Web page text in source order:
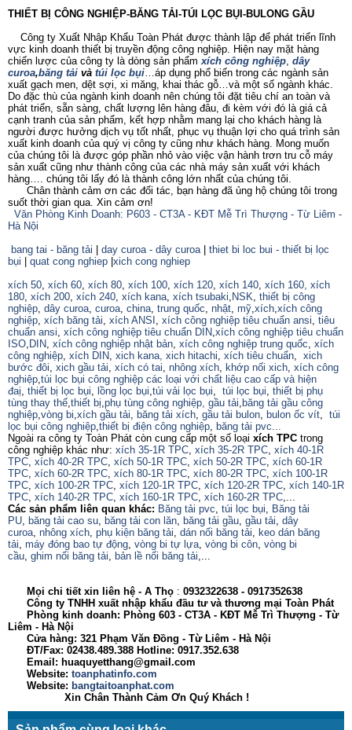
THIẾT BỊ CÔNG NGHIỆP-BĂNG TẢI-TÚI LỌC BỤI-BULONG GẦU
Công ty Xuất Nhập Khẩu Toàn Phát được thành lập để phát triển lĩnh
vực kinh doanh thiết bị truyền động công nghiệp. Hiện nay mặt hàng
chiến lược của công ty là dòng sản phẩm xích công nghiệp, dây
curoa,băng tải và túi lọc bụi…áp dụng phổ biến trong các ngành sản
xuất gạch men, dệt sợi, xi măng, khai thác gỗ…và một số ngành khác.
Do đặc thù của ngành kinh doanh nên chúng tôi đặt tiêu chí an toàn và
phát triển, sẵn sàng, chất lượng lên hàng đâu, đi kèm với đó là giá cả
cạnh tranh của sản phẩm, kết hợp nhằm mang lại cho khách hàng là
người được hưởng dịch vụ tốt nhất, phục vụ thuận lợi cho quá trình sản
xuất kinh doanh của quý vị công ty cũng như khách hàng. Mong muốn
của chúng tôi là được góp phần nhỏ vào việc vận hành trơn tru cỗ máy
sản xuất cũng như thành công của các nhà máy sản xuất với khách
hàng…. chúng tôi lấy đó là thành công lớn nhất của chúng tôi.
Chân thành cảm ơn các đối tác, bạn hàng đã ủng hộ chúng tôi trong
suốt thời gian qua. Xin cảm ơn!
Văn Phòng Kinh Doanh: P603 - CT3A - KĐT Mễ Trì Thượng - Từ Liêm -
Hà Nội
bang tai - băng tải
day curoa - dây curoa| thiet bi loc bui - thiết bị lọc
bụi
quat cong nghiep xich cong nghiep
xích 50, xích 60, xích 80, xích 100, xích 120, xích 140, xích 160, xích
180, xích 200, xích 240, xích kana, xích tsubaki, NSK, thiết bị công
nghiệp, dây curoa, curoa, china, trung quốc, nhật, mỹ,xích,xích công
nghiệp, xích băng tải, xích ANSI , xích công nghiệp tiêu chuẩn ansi, tiêu
chuẩn ansi, xích công nghiệp tiêu chuẩn DIN,xích công nghiệp tiêu chuẩn
ISO, DIN, xích công nghiệp nhật bản, xích công nghiệp trung quốc, xích
công nghiệp, xích DIN, xich kana, xich hitachi, xích tiêu chuẩn, xich
bước đôi, xich gầu tải, xích có tai, nhông xích, khớp nối xich, xích công
nghiệp,túi lọc bụi công nghiệp các loại với chất liệu cao cấp và hiện
đaị, thiết bị lọc bụi, lồng lọc bụi,túi vải lọc bụi, túi lọc bụi, thiết bị phụ
tùng thay thế,thiết bị,phụ tùng công nghiệp, gầu tải, băng tải gầu công
nghiệp,vòng bi,xích gầu tải, băng tải xích, gầu tải bulon, bulon ốc vít, túi
lọc bụi công nghiệp,thiết bị điện công nghiệp, băng tải pvc...
Ngoài ra công ty Toàn Phát còn cung cấp một số loại xích TPC trong
công nghiệp khác như: xích 35-1R TPC, xích 35-2R TPC, xích 40-1R
TPC, xích 40-2R TPC, xích 50-1R TPC, xích 50-2R TPC, xích 60-1R
TPC, xích 60-2R TPC, xích 80-1R TPC, xích 80-2R TPC, xích 100-1R
TPC, xích 100-2R TPC, xích 120-1R TPC, xích 120-2R TPC, xích 140-1R
TPC, xích 140-2R TPC, xích 160-1R TPC, xích 160-2R TPC,...
Các sản phẩm liên quan khác: Băng tải pvc, túi lọc bụi, Băng tải
PU, băng tải cao su, băng tải con lăn, băng tải gầu, gầu tải, dây
curoa, nhông xích, phụ kiện băng tải, dán nối băng tải, keo dán băng
tải, máy đóng bao tự động, vòng bi tự lựa, vòng bi côn, vòng bi
cầu, ghim nối băng tải, bản lề nối băng tải,...
Mọi chi tiết xin liên hệ - A Thọ : 0932322638 - 0917352638
Công ty TNHH xuất nhập khẩu đầu tư và thương mại Toàn Phát
Phòng kinh doanh: Phòng 603 - CT3A - KĐT Mễ Trì Thượng - Từ
Liêm - Hà Nội
Cửa hàng: 321 Phạm Văn Đồng - Từ Liêm - Hà Nội
ĐT/Fax: 02438.489.388 Hotline: 0917.352.638
Email: huaquyetthang@gmail.com
Website: toanphatinfo.com
Website: bangtaitoanphat.com
Xin Chân Thành Cảm Ơn Quý Khách !